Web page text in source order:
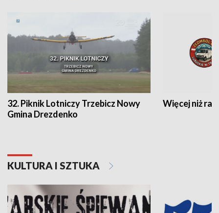
32. Piknik Lotniczy Trzebicz Nowy
Gmina Drezdenko
Więcej niż rajd
KULTURA I SZTUKA